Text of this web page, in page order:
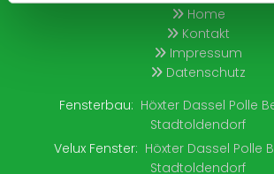
Home
 Kontakt
 Impressum
 Datenschutz
Fensterbau: Höxter Dassel Polle
Stadtoldendorf
Velux Fenster: Höxter Dassel Polle
Stadtoldendorf